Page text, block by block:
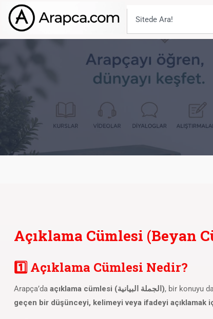
1️⃣ Açıklama Cümlesi Nedir?
Arapça’da açıklama cümlesi (الجملة البيانية), bir konuyu
geçen bir düşünceyi, kelimeyi veya ifadeyi açıklamak